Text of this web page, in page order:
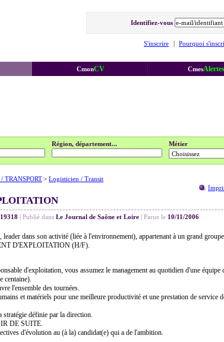
Identifiez-vous
S'inscrire | Pourquoi
CmonCV CmesAlertes
Région, département... Métier
TRANSPORT> Logisticien / Transit
| Publié dans Le Journal de Saône et Loire | Parue le 10/11/2006
dans son activité (liée à l'environnement), appartenant à un grand groupe
D'EXPLOITATION (H/F).
d'exploitation, vous assumez le management au quotidien d'une équipe
centaine).
l'ensemble des tournées.
et matériels pour une meilleure productivité et une prestation de service
stratégie définie par la direction.
DE SUITE.
d'évolution au (à la) candidat(e) qui a de l'ambition.